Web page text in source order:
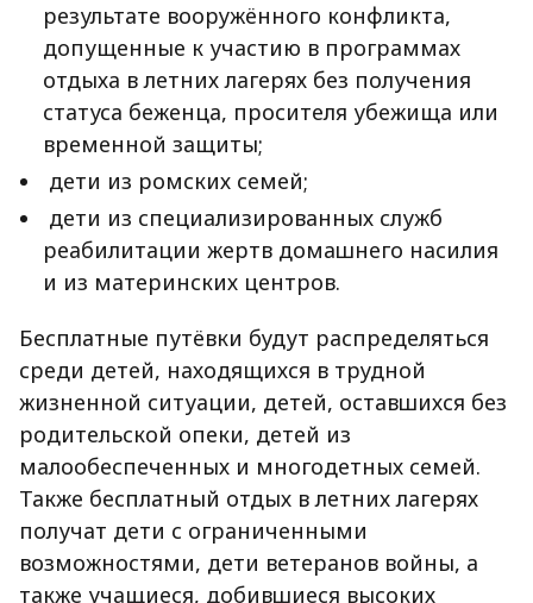
результате вооружённого конфликта,
допущенные к участию в программах
отдыха в летних лагерях без получения
статуса беженца, просителя убежища или
временной защиты;
дети из ромских семей;
дети из специализированных служб
реабилитации жертв домашнего насилия
и из материнских центров.
Бесплатные путёвки будут распределяться
среди детей, находящихся в трудной
жизненной ситуации, детей, оставшихся без
родительской опеки, детей из
малообеспеченных и многодетных семей.
Также бесплатный отдых в летних лагерях
получат дети с ограниченными
возможностями, дети ветеранов войны, а
также учащиеся, добившиеся высоких